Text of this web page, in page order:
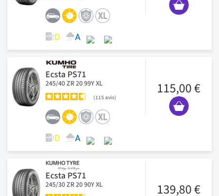
Ecsta PS71
245/40 ZR 20 99Y XL
115 avis
115,00 €
Ecsta PS71
245/30 ZR 20 90Y XL 139,80 €